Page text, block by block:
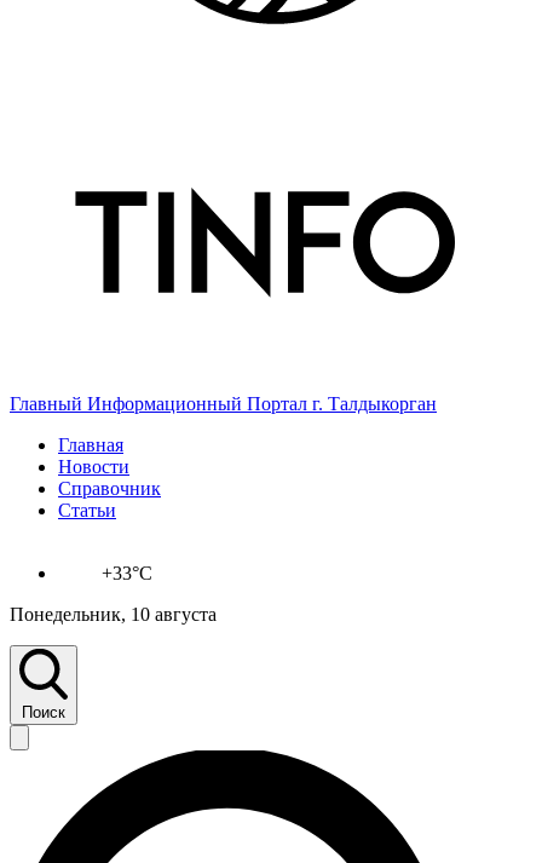
Главный Информационный Портал г. Талдыкорган
Главная
Новости
Справочник
Статьи
+33°C
Понедельник, 10 августа
Поиск